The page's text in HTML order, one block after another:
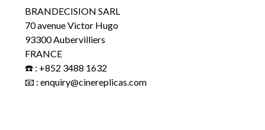
BRANDECISION SARL
70 avenue Victor Hugo
93300 Aubervilliers
FRANCE
☎️ : +852 3488 1632
📧 : enquiry@cinereplicas.com